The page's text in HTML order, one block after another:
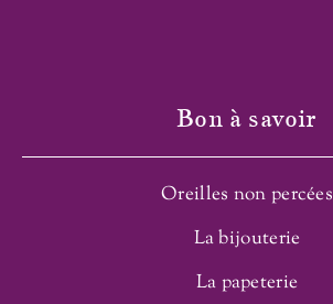
Bon à savoir
Oreilles non percées
La bijouterie
La papeterie